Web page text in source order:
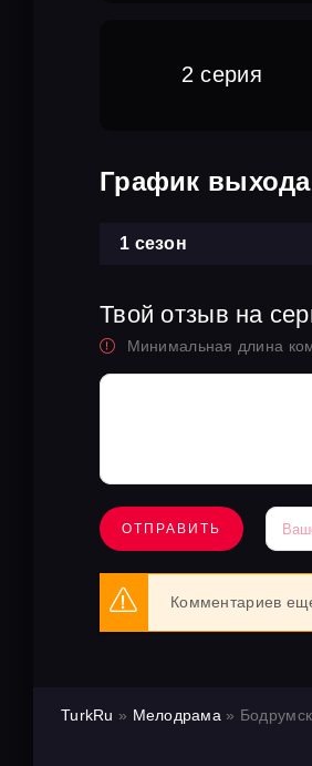
2 серия
График
1 сезон
Твой отзыв на
Минимальная длина
ОТПРАВИТЬ
Комментариев
TurkRu » Мелодрама »